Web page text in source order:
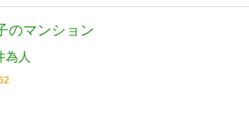
のマンション
為人